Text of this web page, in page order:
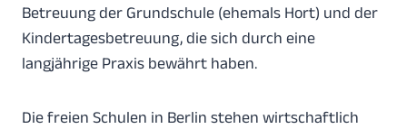
Betreuung der Grundschule (ehemals Hort) und der
Kindertagesbetreuung, die sich durch eine
langjährige Praxis bewährt haben.
Die freien Schulen in Berlin stehen wirtschaftlich